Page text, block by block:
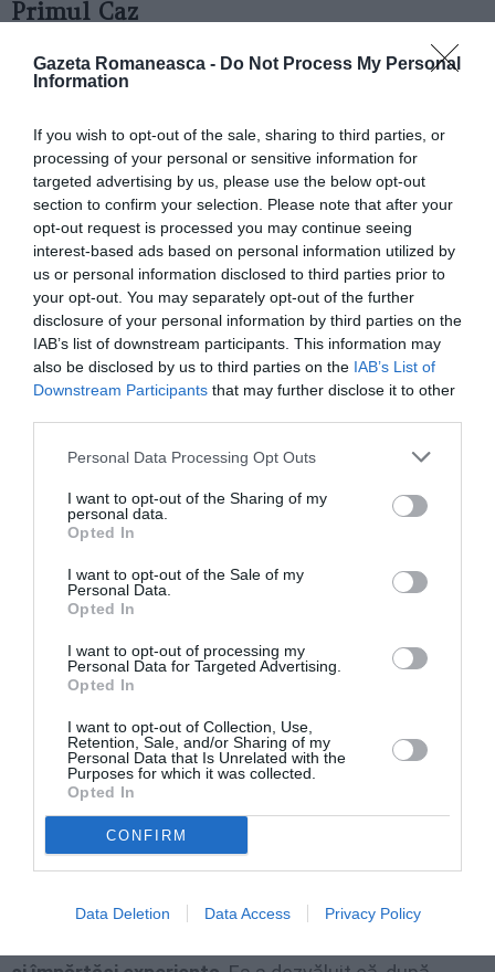
Gazeta Romaneasca - Do Not Process My Personal
Information
If you wish to opt-out of the sale, sharing to third parties, or
processing of your personal or sensitive information for
targeted advertising by us, please use the below opt-out
section to confirm your selection. Please note that after your
opt-out request is processed you may continue seeing
interest-based ads based on personal information utilized by
us or personal information disclosed to third parties prior to
your opt-out. You may separately opt-out of the further
disclosure of your personal information by third parties on the
IAB’s list of downstream participants. This information may
also be disclosed by us to third parties on the IAB’s List of
Downstream Participants that may further disclose it to other
Personal Data Processing Opt Outs
I want to opt-out of the Sharing of my
personal data.
Opted In
I want to opt-out of the Sale of my
Personal Data.
Opted In
I want to opt-out of processing my
Personal Data for Targeted Advertising.
Opted In
I want to opt-out of Collection, Use,
Retention, Sale, and/or Sharing of my
Personal Data that Is Unrelated with the
Purposes for which it was collected.
Opted In
CONFIRM
Data Deletion Data Access Privacy Policy
Primul Caz
Cazul inițialimplică o femeie în vârstă de 79 de ani
din Castagnole delle Lanze
și înșelată de badanta ei româncă. Badanta a indus-o
în eroare pe femeie să se mute în România, iar acolo
aceasta a rămas timp de nouă ani, fiind lăsată în grija
rudelor badantei. Femeia a fost ulterior readusă în
Italia și a descoperit că badanta a modificat
semnificativ locuința ei și a efectuat operațiuni
bancare frauduloase.
Anca Egorov este acum în arest la domiciliu, acuzată
incapabile. Toate bunurile ei au fost confiscate.
Mărturia victimei, prezentată la TV
Bătrâna a fost prezentată într-un program de televiziune pentru a-și
împărtăși experiența
Femeia în vârstă de 79 de ani, victima inițială,a fost